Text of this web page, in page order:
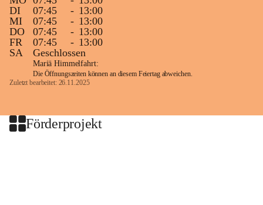
DI
07:45 - 13:00
MI
07:45 - 13:00
DO
07:45 - 13:00
FR
07:45 - 13:00
SA
Geschlossen
Mariä Himmelfahrt:
Die Öffnungszeiten können an diesem Feiertag abweichen.
Zuletzt bearbeitet: 26.11.2025
Förderprojekt